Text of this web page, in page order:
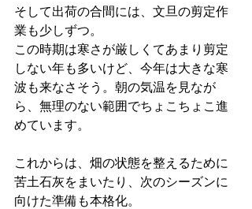
そして出荷の合間には、文旦の剪定作
業も少しずつ。
この時期は寒さが厳しくてあまり剪定
しない年も多いけど、今年は大きな寒
波も来なさそう。朝の気温を見なが
ら、無理のない範囲でちょこちょこ進
めています。
これからは、畑の状態を整えるために
苦土石灰をまいたり、次のシーズンに
向けた準備も本格化。